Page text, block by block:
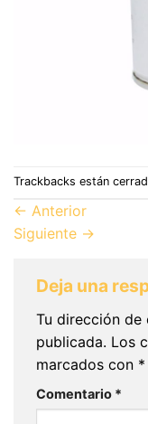
Trackbacks están
← Anterior
Siguiente →
Deja una
Tu dirección de
publicada. Los
marcados con *
Comentario *